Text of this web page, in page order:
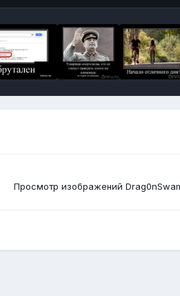
Просмотр изображений